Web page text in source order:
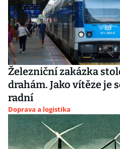
Železniční zakázka
drahám. Jako vítěze je
radní
Doprava a logistika